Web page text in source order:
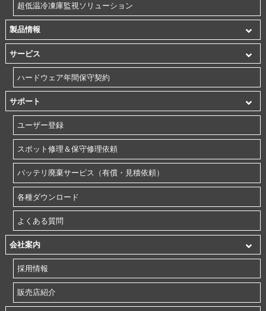
超低温冷凍庫監視ソリューション
製品情報
サービス
ハードウェア年間保守契約
サポート
ユーザー登録
スポット修理＆保守修理依頼
バッテリ廃棄サービス（有償・見積依頼）
各種ダウンロード
よくある質問
会社案内
採用情報
販売店紹介